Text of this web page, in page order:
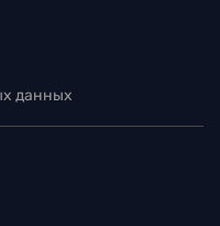
данных